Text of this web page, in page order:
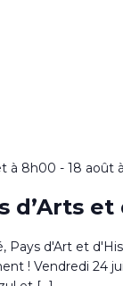
à 8h00 - 18 août
d’Arts
Pays d'Art et
! Vendredi 24